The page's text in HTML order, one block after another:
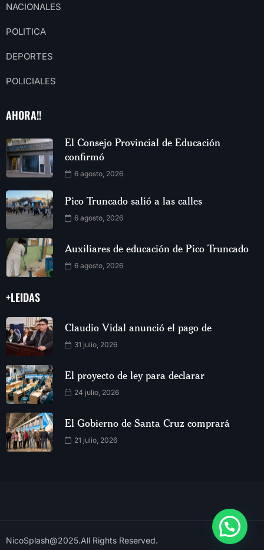
NACIONALES
POLITICA
DEPORTES
POLICIALES
AHORA!!
El Consejo Provincial de Educación
confirmó
6 agosto, 2026
Pico Truncado salió a las calles
6 agosto, 2026
Auxiliares de educación de Pico Truncado
6 agosto, 2026
+LEIDAS
Claudio Vidal anunció el pago de
31 julio, 2026
El proyecto de ley para declarar
24 julio, 2026
El Gobierno de Santa Cruz comprará
21 julio, 2026
NicoSplash@2025.All Rights Reserved.